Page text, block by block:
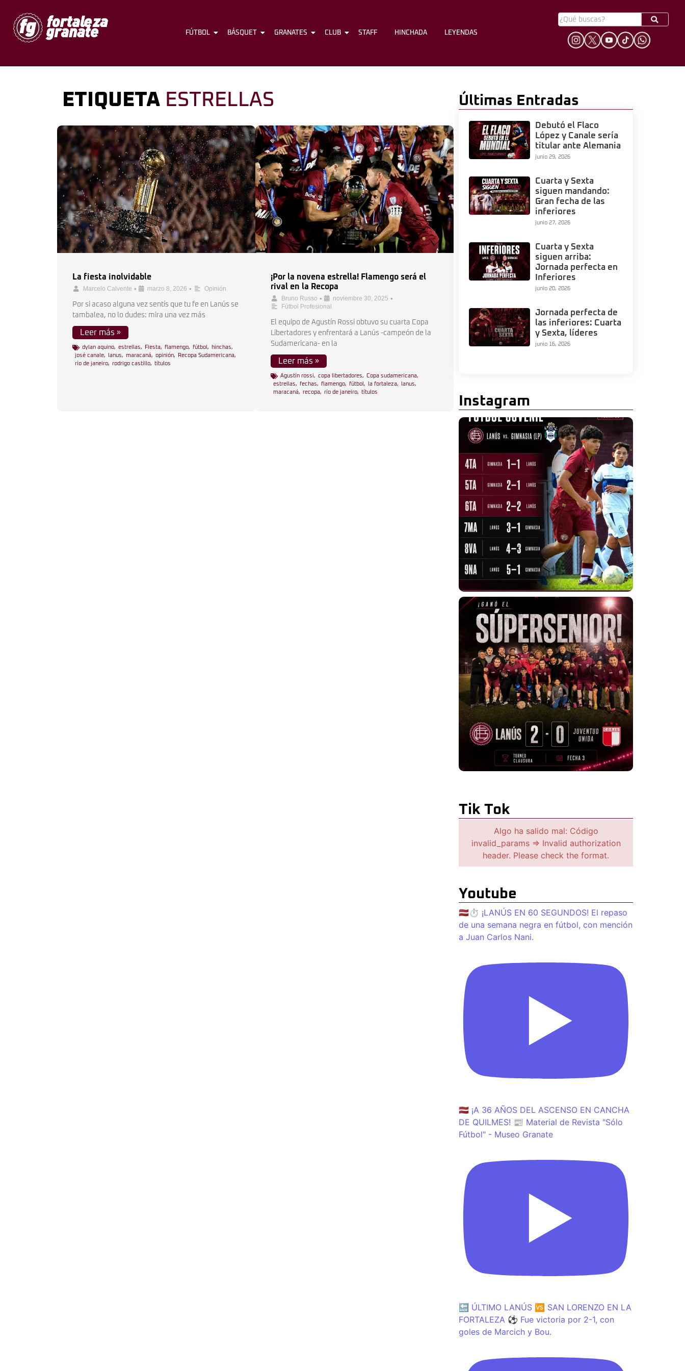
FÚTBOL BÁSQUET GRANATES CLUB STAFF HINCHADA
FÚTBOL BÁSQUET GRANATES CLUB STAFF HINCHADA LEYENDAS
ETIQUETA ESTRELLAS
La fiesta inolvidable
Marcelo Calvente • marzo 8, 2026 • Opinión
Por si acaso alguna vez sentís que tu fe en Lanús se
tambalea, no lo dudes: mira una vez más
Leer más »
dylan aquino, estrellas, Fiesta, flamengo, fútbol , hinchas,
josé canale, lanus, maracaná, opinión, Recopa Sudamericana,
río de janeiro, rodrigo castillo, títulos
¡Por la novena estrella! Flamengo será el
rival en la Recopa
Bruno Russo • noviembre 30, 2025 •
Fútbol Profesional
El equipo de Agustín Rossi obtuvo su cuarta Copa
Libertadores y enfrentará a Lanús -campeón de la
Sudamericana- en la
Leer más »
Agustín rossi, copa libertadores, Copa sudamericana,
estrellas, fechas, flamengo, fútbol , la fortaleza, lanus,
maracaná, recopa, río de janeiro, títulos
Últimas Entradas
Debutó el Flaco
López y Canale sería
titular ante Alemania
junio 29, 2026
Cuarta y Sexta
siguen mandando:
Gran fecha de las
inferiores
junio 27, 2026
Cuarta y Sexta
siguen arriba:
Jornada perfecta en
Inferiores
junio 20, 2026
Jornada perfecta de
las inferiores: Cuarta
y Sexta, líderes
junio 16, 2026
Instagram
Tik Tok
Algo ha salido mal: Código
invalid_params => Invalid authorization
header. Please check the format.
Youtube
🇱🇻⏱️ ¡LANÚS EN 60 SEGUNDOS! El repaso
de una semana negra en fútbol, con mención
a Juan Carlos Nani.
🇱🇻 ¡A 36 AÑOS DEL ASCENSO EN CANCHA
DE QUILMES! 📰 Material de Revista "Sólo
Fútbol" - Museo Granate
🔙 ÚLTIMO LANÚS 🆚 SAN LORENZO EN LA
FORTALEZA ⚽️ Fue victoria por 2-1, con
goles de Marcich y Bou.